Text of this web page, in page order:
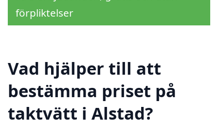
förpliktelser
Vad hjälper till att
bestämma priset på
taktvätt i Alstad?